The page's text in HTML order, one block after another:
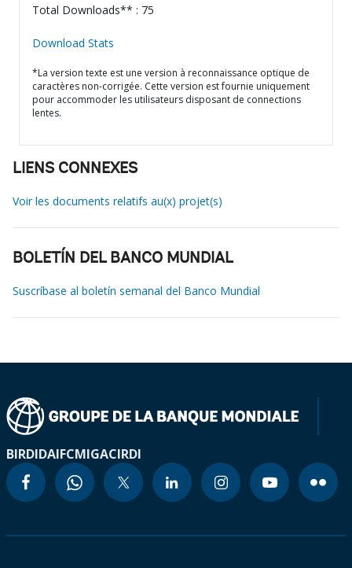
Total Downloads** : 75
Download Stats
*La version texte est une version à reconnaissance optique de
caractères non-corrigée. Cette version est fournie uniquement
pour accommoder les utilisateurs disposant de connections
lentes.
LIENS CONNEXES
Voir les documents relatifs au(x) projet(s)
BOLETÍN DEL BANCO MUNDIAL
Suscríbase al boletín semanal del Banco Mundial
BIRDIDAIFCMIGACIRDI